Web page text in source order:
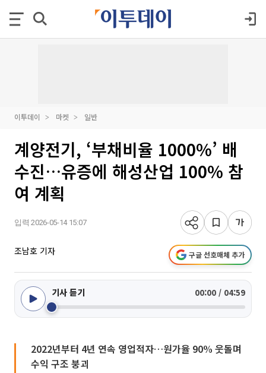
이투데이 마켓 일반
계양전기, ‘부채비율 1000%’ 배
수진…유증에 해성산업 100% 참
여 계획
입력 2026-05-14 15:07
조남호 기자 구글 선호매체 추가
기사 듣기 00:00 / 04:59
2022년부터 4년 연속 영업적자…원가율 90% 웃돌며
수익 구조 붕괴